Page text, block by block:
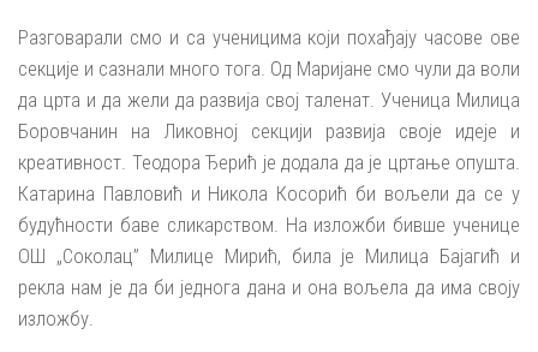
Разговарали смо и са ученицима који похађају часове ове
секције и сазнали много тога. Од Маријане смо чули да воли
да црта и да жели да развија свој таленат. Ученица Милица
Боровчанин на Ликовној секцији развија своје идеје и
креативност. Теодора Ђерић је додала да је цртање опушта.
Катарина Павловић и Никола Косорић би вољели да се у
будућности баве сликарством. На изложби бивше ученице
ОШ „Соколац” Милице Мирић, била је Милица Бајагић и
рекла нам је да би једнога дана и она вољела да има своју
изложбу.